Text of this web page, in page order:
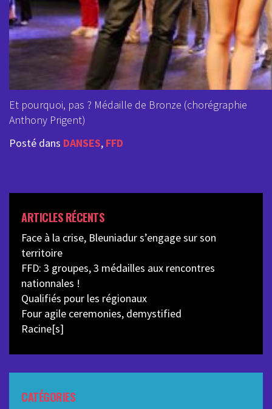
Et pourquoi, pas ? Médaille de Bronze (chorégraphie
Anthony Prigent)
Posté dans DANSES, FFD
ARTICLES RÉCENTS
Face à la crise, Bleuniadur s’engage sur son
territoire
FFD: 3 groupes, 3 médailles aux rencontres
nationnales !
Qualifiés pour les régionaux
Four agile ceremonies, demystified
Racine[s]
CATÉGORIES